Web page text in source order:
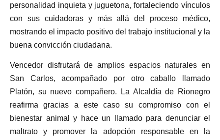
personalidad inquieta y juguetona, fortaleciendo vínculos
con sus cuidadoras y más allá del proceso médico,
mostrando el impacto positivo del trabajo institucional y la
buena convicción ciudadana.
Vencedor disfrutará de amplios espacios naturales en
San Carlos, acompañado por otro caballo llamado
Platón, su nuevo compañero. La Alcaldía de Rionegro
reafirma gracias a este caso su compromiso con el
bienestar animal y hace un llamado para denunciar el
maltrato y promover la adopción responsable en la